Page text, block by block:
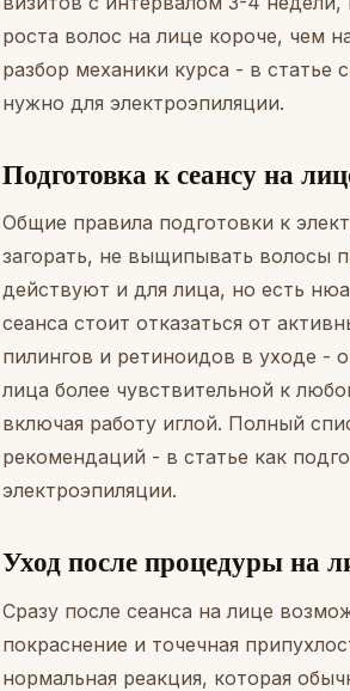
роста волос на лице короче, чем
разбор механики курса - в статье
нужно для электроэпиляции.
Подготовка к сеансу на
Общие правила подготовки к
загорать, не выщипывать волосы
действуют и для лица, но есть
сеанса стоит отказаться от
пилингов и ретиноидов в уходе -
лица более чувствительной к
включая работу иглой. Полный
рекомендаций - в статье как
электроэпиляции.
Уход после процедуры на
Сразу после сеанса на лице
покраснение и точечная
нормальная реакция, которая